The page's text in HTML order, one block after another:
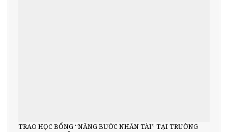
TRAO HỌC BỔNG “NÂNG BƯỚC NHÂN TÀI” TẠI TRƯỜNG